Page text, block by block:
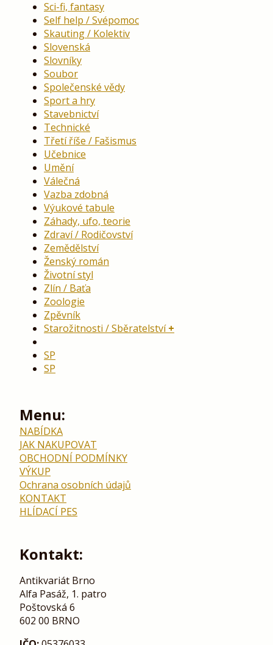
Sci-fi, fantasy
Self help / Svépomoc
Skauting / Kolektiv
Slovenská
Slovníky
Soubor
Společenské vědy
Sport a hry
Stavebnictví
Technické
Třetí říše / Fašismus
Učebnice
Umění
Válečná
Vazba zdobná
Výukové tabule
Záhady, ufo, teorie
Zdraví / Rodičovství
Zemědělství
Ženský román
Životní styl
Zlín / Baťa
Zoologie
Zpěvník
Starožitnosti / Sběratelství
SP
SP
Menu:
NABÍDKA
JAK NAKUPOVAT
OBCHODNÍ PODMÍNKY
VÝKUP
Ochrana osobních údajů
KONTAKT
HLÍDACÍ PES
Kontakt:
Antikvariát Brno
Alfa Pasáž, 1. patro
Poštovská 6
602 00 BRNO